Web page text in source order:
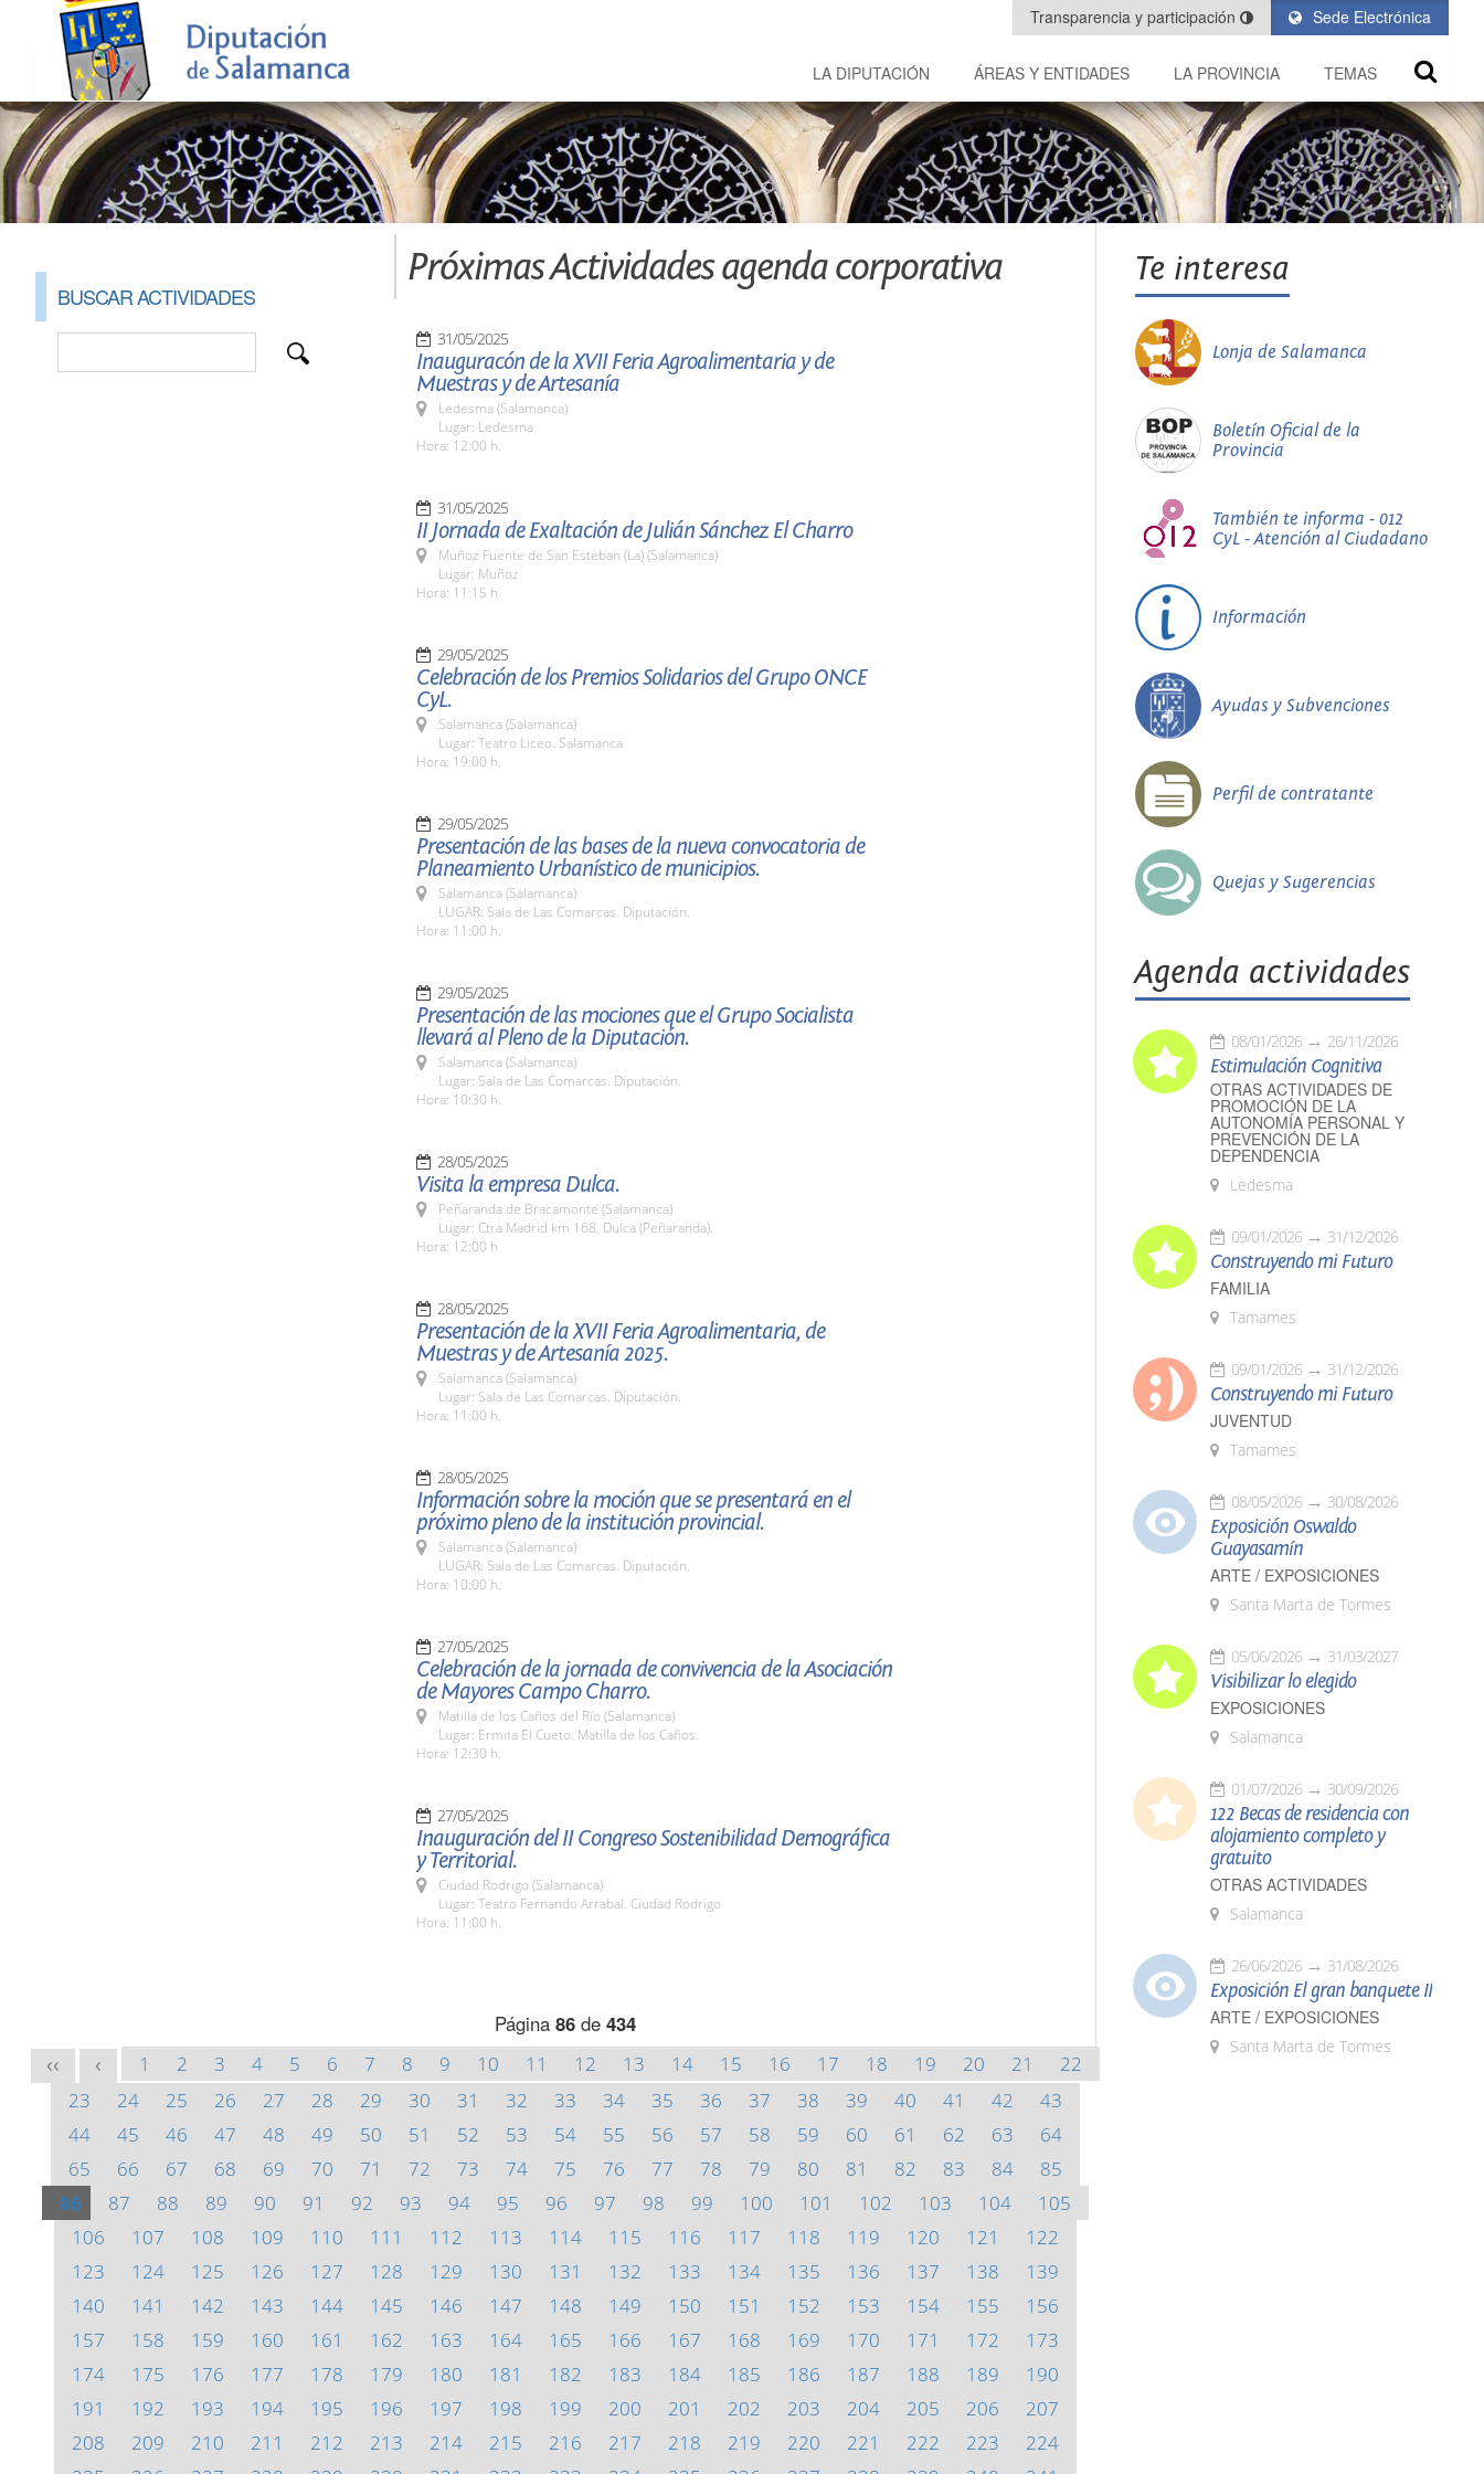
Sede Electrónica
Transparencia y participación
LA DIPUTACIÓN ÁREAS Y ENTIDADES LA PROVINCIA TEMAS
BUSCAR ACTIVIDADES
Próximas Actividades agenda corporativa
31/05/2025
Inauguracón de la XVII Feria Agroalimentaria y de
Muestras y de Artesanía
Ledesma (Salamanca)
Lugar: Ledesma
Hora: 12:00 h.
31/05/2025
II Jornada de Exaltación de Julián Sánchez El Charro
Muñoz Fuente de San Esteban (La) (Salamanca)
Lugar: Muñoz
Hora: 11:15 h.
29/05/2025
Celebración de los Premios Solidarios del Grupo ONCE
CyL.
Salamanca (Salamanca)
Lugar: Teatro Liceo. Salamanca
Hora: 19:00 h.
29/05/2025
Presentación de las bases de la nueva convocatoria de
Planeamiento Urbanístico de municipios.
Salamanca (Salamanca)
LUGAR: Sala de Las Comarcas. Diputación.
Hora: 11:00 h.
29/05/2025
Presentación de las mociones que el Grupo Socialista
llevará al Pleno de la Diputación.
Salamanca (Salamanca)
Lugar: Sala de Las Comarcas. Diputación.
Hora: 10:30 h.
28/05/2025
Visita la empresa Dulca.
Peñaranda de Bracamonte (Salamanca)
Lugar: Ctra Madrid km 168. Dulca (Peñaranda).
Hora: 12:00 h
28/05/2025
Presentación de la XVII Feria Agroalimentaria, de
Muestras y de Artesanía 2025.
Salamanca (Salamanca)
Lugar: Sala de Las Comarcas. Diputación.
Hora: 11:00 h.
28/05/2025
Información sobre la moción que se presentará en el
próximo pleno de la institución provincial.
Salamanca (Salamanca)
LUGAR: Sala de Las Comarcas. Diputación.
Hora: 10:00 h.
27/05/2025
Celebración de la jornada de convivencia de la Asociación
de Mayores Campo Charro.
Matilla de los Caños del Río (Salamanca)
Lugar: Ermita El Cueto. Matilla de los Caños.
Hora: 12:30 h.
27/05/2025
Inauguración del II Congreso Sostenibilidad Demográfica
y Territorial.
Ciudad Rodrigo (Salamanca)
Lugar: Teatro Fernando Arrabal. Ciudad Rodrigo
Hora: 11:00 h.
Página 86 de 434
<< < 1 2 3 4 5 6 7 8 9 10 11 12 13 14 15 16 17 18 19 20 21
22
23
24 25 26 27 28 29 30 31 32 33 34 35 36 37 38 39 40 41 42
43
44
45 46 47 48 49 50 51 52 53 54 55 56 57 58 59 60 61 62 63
64
65
66 67 68 69 70 71 72 73 74 75 76 77 78 79 80 81 82 83 84
85
86
87 88 89 90 91 92 93 94 95 96 97 98 99 100 101 102 103 104
105
106
107 108 109 110 111 112 113 114 115 116 117 118 119 120 121
122
123
124 125 126 127 128 129 130 131 132 133 134 135 136 137 138
139
140
141 142 143 144 145 146 147 148 149 150 151 152 153 154 155
156
157
158 159 160 161 162 163 164 165 166 167 168 169 170 171 172
173
174
175 176 177 178 179 180 181 182 183 184 185 186 187 188 189
190
191
192 193 194 195 196 197 198 199 200 201 202 203 204 205 206
207
208
209 210 211 212 213 214 215 216 217 218 219 220 221 222 223
224
Te interesa
Lonja de Salamanca
Boletín Oficial de la
Provincia
También te informa - 012
CyL - Atención al Ciudadano
Información
Ayudas y Subvenciones
Perfil de contratante
Quejas y Sugerencias
Agenda actividades
08/01/2026 26/11/2026
Estimulación Cognitiva
OTRAS ACTIVIDADES DE
PROMOCIÓN DE LA
AUTONOMÍA PERSONAL Y
PREVENCIÓN DE LA
DEPENDENCIA
Ledesma
09/01/2026 31/12/2026
Construyendo mi Futuro
FAMILIA
Tamames
09/01/2026 31/12/2026
Construyendo mi Futuro
JUVENTUD
Tamames
08/05/2026 30/08/2026
Exposición Oswaldo
Guayasamín
ARTE / EXPOSICIONES
Santa Marta de Tormes
05/06/2026 31/03/2027
Visibilizar lo elegido
EXPOSICIONES
Salamanca
01/07/2026 30/09/2026
122 Becas de residencia con
alojamiento completo y
gratuito
OTRAS ACTIVIDADES
Salamanca
26/06/2026 31/08/2026
Exposición El gran banquete II
ARTE / EXPOSICIONES
Santa Marta de Tormes